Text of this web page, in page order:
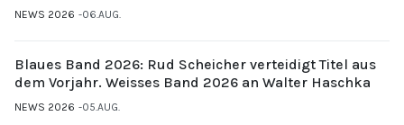
NEWS 2026 06.AUG.
Blaues Band 2026: Rud Scheicher verteidigt Titel aus
dem Vorjahr. Weisses Band 2026 an Walter Haschka
NEWS 2026 05.AUG.